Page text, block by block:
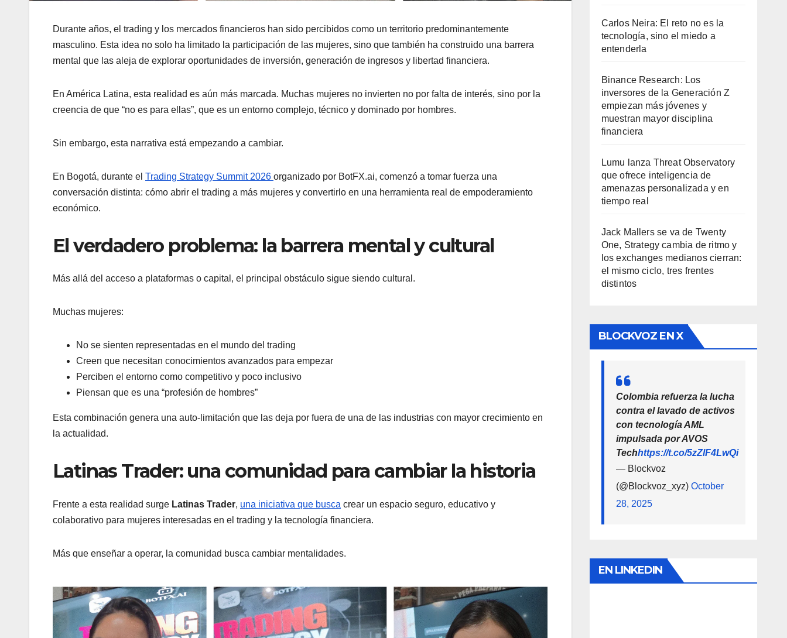
Durante años, el trading y los mercados financieros han sido percibidos como un territorio predominantemente
masculino. Esta idea no solo ha limitado la participación de las mujeres, sino que también ha construido una barrera
mental que las aleja de explorar oportunidades de inversión, generación de ingresos y libertad financiera.
En América Latina, esta realidad es aún más marcada. Muchas mujeres no invierten no por falta de interés, sino por la
creencia de que “no es para ellas”, que es un entorno complejo, técnico y dominado por hombres.
Sin embargo, esta narrativa está empezando a cambiar.
En Bogotá, durante el Trading Strategy Summit 2026 organizado por BotFX.ai, comenzó a tomar fuerza una
conversación distinta: cómo abrir el trading a más mujeres y convertirlo en una herramienta real de empoderamiento
económico.
El verdadero problema: la barrera mental y cultural
Más allá del acceso a plataformas o capital, el principal obstáculo sigue siendo cultural.
Muchas mujeres:
No se sienten representadas en el mundo del trading
Creen que necesitan conocimientos avanzados para empezar
Perciben el entorno como competitivo y poco inclusivo
Piensan que es una “profesión de hombres”
Esta combinación genera una auto-limitación que las deja por fuera de una de las industrias con mayor crecimiento en
la actualidad.
Latinas Trader: una comunidad para cambiar la historia
Frente a esta realidad surge Latinas Trader, una iniciativa que busca crear un espacio seguro, educativo y
colaborativo para mujeres interesadas en el trading y la tecnología financiera.
Más que enseñar a operar, la comunidad busca cambiar mentalidades.
Carlos Neira: El reto no es la
tecnología, sino el miedo a
entenderla
Binance Research: Los
inversores de la Generación Z
empiezan más jóvenes y
muestran mayor disciplina
financiera
Lumu lanza Threat Observatory
que ofrece inteligencia de
amenazas personalizada y en
tiempo real
Jack Mallers se va de Twenty
One, Strategy cambia de ritmo y
los exchanges medianos cierran:
el mismo ciclo, tres frentes
distintos
BLOCKVOZ EN X
Colombia refuerza la lucha
contra el lavado de activos
con tecnología AML
impulsada por AVOS
Techhttps://t.co/5zZlF4LwQi
— Blockvoz
(@Blockvoz_xyz) October
28, 2025
EN LINKEDIN